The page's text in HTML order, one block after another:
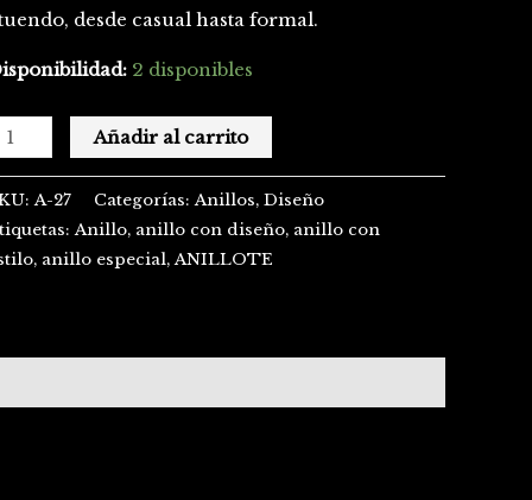
desde casual hasta formal.
2 disponibles
Añadir al carrito
A-27 Categorías:Anillos,Diseño
Anillo, anillo con diseño, anillo con
, anillo especial,ANILLOTE